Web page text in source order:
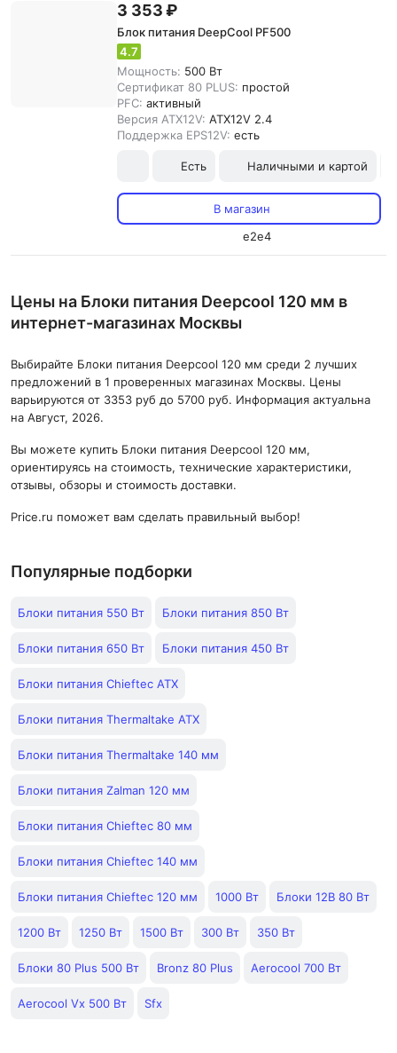
3 353 ₽
Блок питания DeepCool PF500
4.7
Мощность: 500 Вт
Сертификат 80 PLUS: простой
PFC: активный
Версия ATX12V: ATX12V 2.4
Поддержка EPS12V: есть
Есть Наличными и картой
В магазин
e2e4
Цены на Блоки питания Deepcool 120 мм в
интернет-магазинах Москвы
Выбирайте Блоки питания Deepcool 120 мм среди 2 лучших
предложений в 1 проверенных магазинах Москвы. Цены
варьируются от 3353 руб до 5700 руб. Информация актуальна
на Август, 2026.
Вы можете купить Блоки питания Deepcool 120 мм,
ориентируясь на стоимость, технические характеристики,
отзывы, обзоры и стоимость доставки.
Price.ru поможет вам сделать правильный выбор!
Популярные подборки
Блоки питания 550 Вт Блоки питания 850 Вт
Блоки питания 650 Вт Блоки питания 450 Вт
Блоки питания Chieftec ATX
Блоки питания Thermaltake ATX
Блоки питания Thermaltake 140 мм
Блоки питания Zalman 120 мм
Блоки питания Chieftec 80 мм
Блоки питания Chieftec 140 мм
Блоки питания Chieftec 120 мм 1000 Вт Блоки 12В 80 Вт
1200 Вт 1250 Вт 1500 Вт 300 Вт 350 Вт
Блоки 80 Plus 500 Вт Bronz 80 Plus Aerocool 700 Вт
Aerocool Vx 500 Вт Sfx